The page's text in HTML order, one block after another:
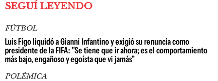
SEGUÍ LEYENDO
FÚTBOL
Luis Figo liquidó a Gianni Infantino y exigió su renuncia como
presidente de la FIFA: "Se tiene que ir ahora; es el comportamiento
más bajo, engañoso y egoísta que vi jamás"
POLÉMICA